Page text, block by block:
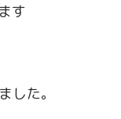
す
した。